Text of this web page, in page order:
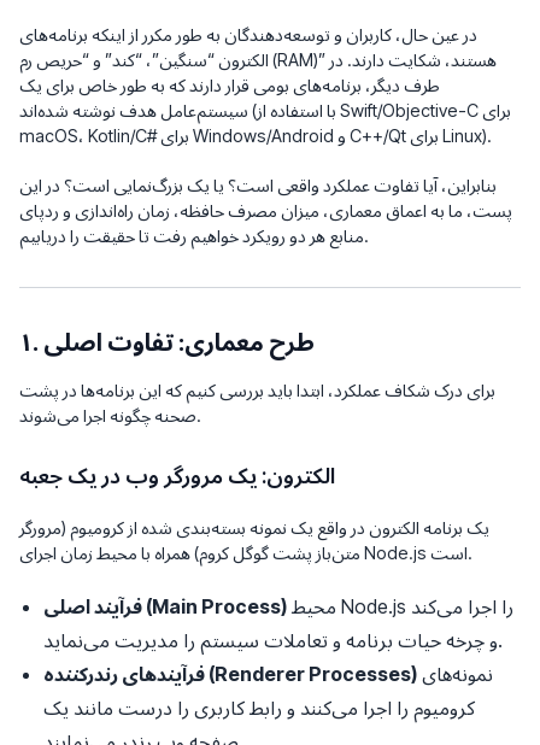
در عین حال، کاربران و توسعه‌دهندگان به طور مکرر از اینکه برنامه‌های
الکترون “سنگین”، “کند” و “حریص رم (RAM)” هستند، شکایت دارند. در
طرف دیگر، برنامه‌های بومی قرار دارند که به طور خاص برای یک
سیستم‌عامل هدف نوشته شده‌اند (با استفاده از Swift/Objective-C برای
macOS، Kotlin/C# برای Windows/Android و C++/Qt برای Linux).
بنابراین، آیا تفاوت عملکرد واقعی است؟ یا یک بزرگ‌نمایی است؟ در این
پست، ما به اعماق معماری، میزان مصرف حافظه، زمان راه‌اندازی و ردپای
منابع هر دو رویکرد خواهیم رفت تا حقیقت را دریابیم.
۱. طرح معماری: تفاوت اصلی
برای درک شکاف عملکرد، ابتدا باید بررسی کنیم که این برنامه‌ها در پشت
صحنه چگونه اجرا می‌شوند.
الکترون: یک مرورگر وب در یک جعبه
یک برنامه الکترون در واقع یک نمونه بسته‌بندی شده از کرومیوم (مرورگر
متن‌باز پشت گوگل کروم) همراه با محیط زمان اجرای Node.js است.
فرآیند اصلی (Main Process)
و چرخه حیات برنامه و تعاملات سیستم را مدیریت می‌نماید.
فرآیندهای رندرکننده (Renderer Processes)
کرومیوم را اجرا می‌کنند و رابط کاربری را درست مانند یک